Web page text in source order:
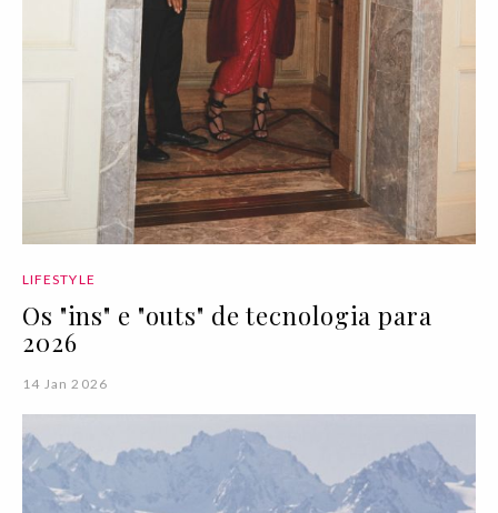
LIFESTYLE
Os "ins" e "outs" de tecnologia para
2026
14 Jan 2026